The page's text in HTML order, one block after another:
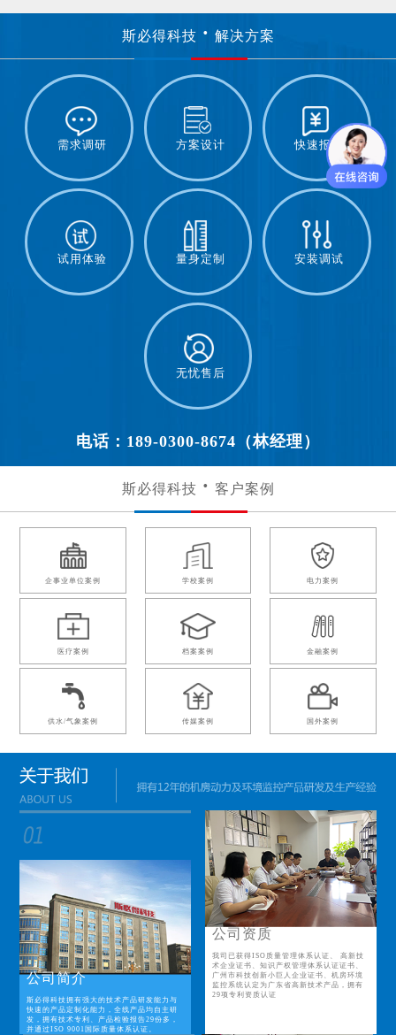
斯必得科技 解决方案
需求调研 方案设计 快速报价
试用体验 量身定制 安装调试
无忧售后
电话：189-0300-8674（林经理）
斯必得科技 客户案例
企事业单位案例 学校案例 电力案例
医疗案例 档案案例 金融案例
供水/气象案例 传媒案例 国外案例
公司简介
斯必得科技拥有强大的技术产品研发能力与
快速的产品定制化能力，全线产品均自主研
发，拥有技术专利、产品检验报告29份多，
并通过ISO 9001国际质量体系认证。
公司资质
我司已获得ISO质量管理体系认证、 高新技
术企业证书、知识产权管理体系认证证书、
广州市科技创新小巨人企业证书、机房环境
监控系统认定为广东省高新技术产品，拥有
29项专利资质认证